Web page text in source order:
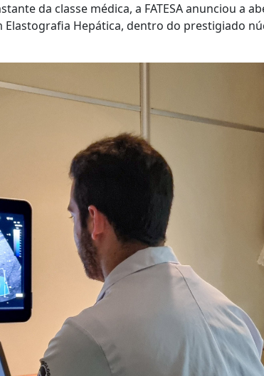
da classe médica, a FATESA anunciou a
Hepática, dentro do prestigiado